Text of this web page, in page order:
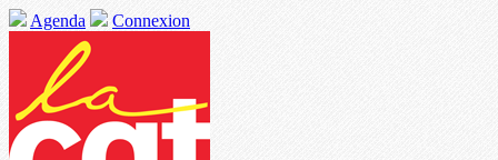
Agenda Connexion